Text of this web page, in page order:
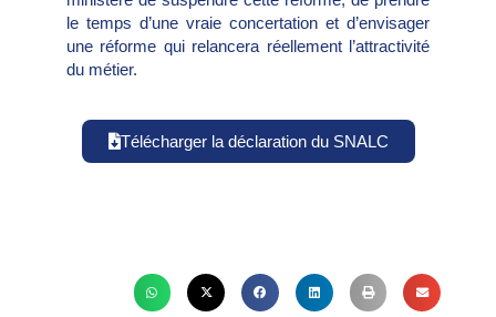
le temps d’une vraie concertation et d’envisager
une réforme qui relancera réellement l’attractivité
du métier.
Télécharger la déclaration du SNALC